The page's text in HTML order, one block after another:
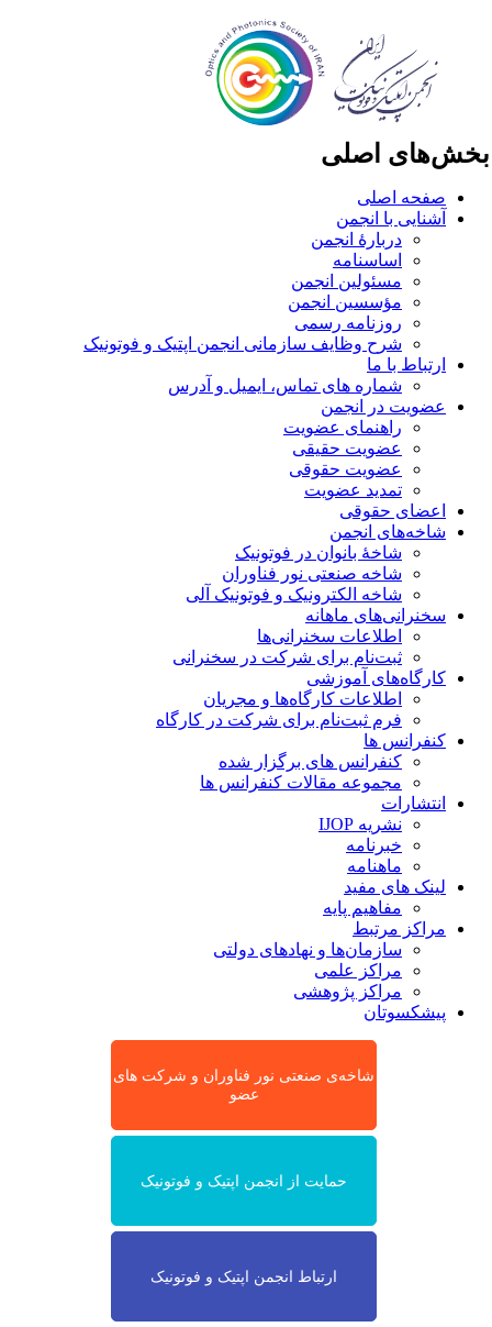
اصلی
صفحه اصلی
آشنایی با انجمن
دربارۀ انجمن
اساسنامه
مسئولین انجمن
مؤسسین انجمن
روزنامه رسمی
شرح وظایف سازمانی انجمن اپتیک و فوتونیک
ارتباط با ما
شماره های تماس، ایمیل و آدرس
عضویت در انجمن
راهنمای عضویت
عضویت حقیقی
عضویت حقوقی
تمدید عضویت
اعضای حقوقی
شاخه‌های انجمن
شاخۀ بانوان در فوتونیک
شاخه صنعتی نور فناوران
شاخه‌ الکترونیک و فوتونیک آلی
سخنرانی‌های ماهانه
اطلاعات سخنرانی‌‌ها
ثبت‌نام برای شرکت در سخنرانی
کارگاه‌های آموزشی
اطلاعات کارگاه‌ها و مجریان
فرم ثبت‌نام برای شرکت در کارگاه
کنفرانس ها
کنفرانس های برگزار شده
مجموعه مقالات کنفرانس ها
انتشارات
نشریه IJOP
خبرنامه
ماهنامه
لینک های مفید
مفاهیم پایه
مراکز مرتبط
سازمان‌ها و نهادهای دولتی
مراکز علمی
مراکز پژوهشی
پیشکسوتان
شاخه‌ی صنعتی نور فناوران و شرکت های
عضو
حمایت از انجمن اپتیک و فوتونیک
ارتباط انجمن اپتیک و فوتونیک